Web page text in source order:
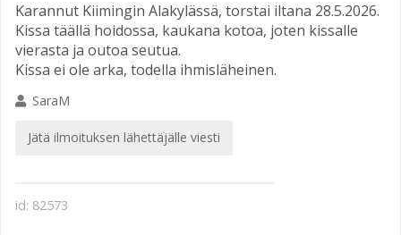
Karannut Kiimingin Alakylässä, torstai iltana 28.5.2026.
Kissa täällä hoidossa, kaukana kotoa, joten kissalle
vierasta ja outoa seutua.
Kissa ei ole arka, todella ihmisläheinen.
SaraM
Jätä ilmoituksen lähettäjälle viesti
id: 82573